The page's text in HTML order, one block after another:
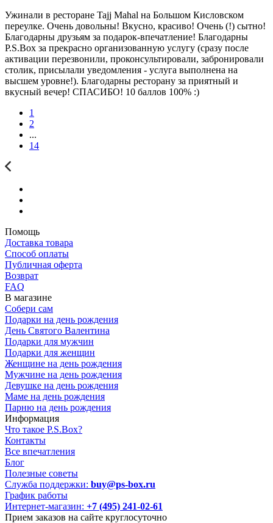
Ужинали в ресторане Tajj Mahal на Большом Кисловском
переулке. Очень довольны! Вкусно, красиво! Очень (!) сытно!
Благодарны друзьям за подарок-впечатление! Благодарны
P.S.Box за прекрасно организованную услугу (сразу после
активации перезвонили, проконсультировали, забронировали
столик, присылали уведомления - услуга выполнена на
высшем уровне!). Благодарны ресторану за приятный и
вкусный вечер! СПАСИБО! 10 баллов 100% :)
1
2
...
14
Помощь
Доставка товара
Способ оплаты
Публичная оферта
Возврат
FAQ
В магазине
Собери сам
Подарки на день рождения
День Святого Валентина
Подарки для мужчин
Подарки для женщин
Женщине на день рождения
Мужчине на день рождения
Девушке на день рождения
Маме на день рождения
Парню на день рождения
Информация
Что такое P.S.Box?
Контакты
Все впечатления
Блог
Полезные советы
Служба поддержки: buy@ps-box.ru
График работы
Интернет-магазин: +7 (495) 241-02-61
Прием заказов на сайте круглосуточно